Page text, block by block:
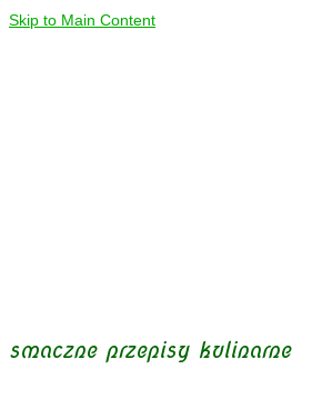
Skip to Main Content
smaczne przepisy kulinarne